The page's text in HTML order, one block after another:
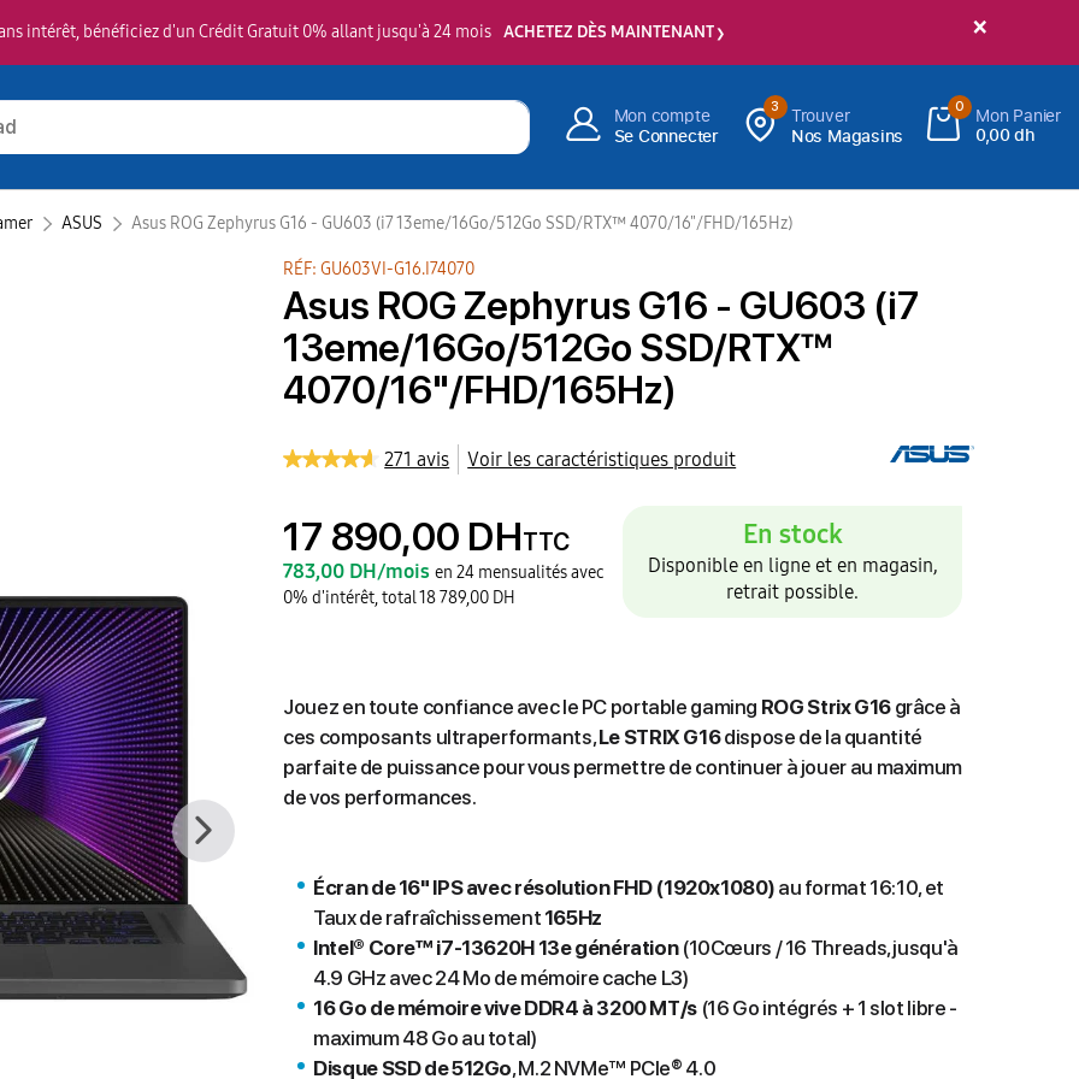
×
intérêt, bénéficiez d'un Crédit Gratuit 0% allant jusqu'à 24 mois ACHETEZ DÈS MAINTENANT
Mon compte
Se Connecter
3
Trouver
Nos Magasins
0
Mon Panier
0,00 dh
ASUS‎ Asus ROG Zephyrus G16 - GU603 (i7 13eme/16Go/512Go SSD/RTX™ 4070/16"/FHD/165Hz)
RÉF: GU603VI-G16.I74070
Asus ROG Zephyrus G16 - GU603 (i7
13eme/16Go/512Go SSD/RTX™
4070/16"/FHD/165Hz)
271 avis Voir les caractéristiques produit
17 890,00 DHTTC
783,00 DH/moisen 24 mensualités avec
0% d'intérêt, total 18 789,00 DH
En stock
Disponible en ligne et en magasin,
retrait possible.
Jouez en toute confiance avec le PC portable gaming ROG Strix G16 grâce à
ces composants ultraperformants,Le STRIX G16dispose de la quantité
parfaite de puissance pour vous permettre de continuer à jouer au maximum
de vos performances.
Écran de16" IPS avec résolution FHD (1920x1080) au format 16:10, et
Taux de rafraîchissement 165Hz
Intel® Core™ i7-13620H 13e génération(10Cœurs / 16 Threads, jusqu'à
4.9 GHz avec 24 Mo de mémoire cache L3)
16 Go de mémoire vive DDR4 à 3200 MT/s(16 Go intégrés + 1 slot libre -
maximum 48 Go au total)
Disque SSD de 512Go, M.2 NVMe™ PCIe® 4.0